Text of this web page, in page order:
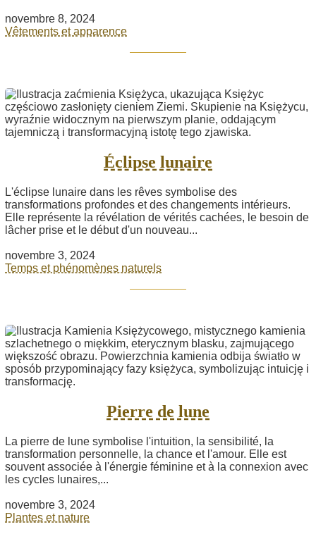
novembre 8, 2024
Vêtements et apparence
Éclipse lunaire
L'éclipse lunaire dans les rêves symbolise des
transformations profondes et des changements intérieurs.
Elle représente la révélation de vérités cachées, le besoin de
lâcher prise et le début d'un nouveau...
novembre 3, 2024
Temps et phénomènes naturels
Pierre de lune
La pierre de lune symbolise l'intuition, la sensibilité, la
transformation personnelle, la chance et l'amour. Elle est
souvent associée à l'énergie féminine et à la connexion avec
les cycles lunaires,...
novembre 3, 2024
Plantes et nature